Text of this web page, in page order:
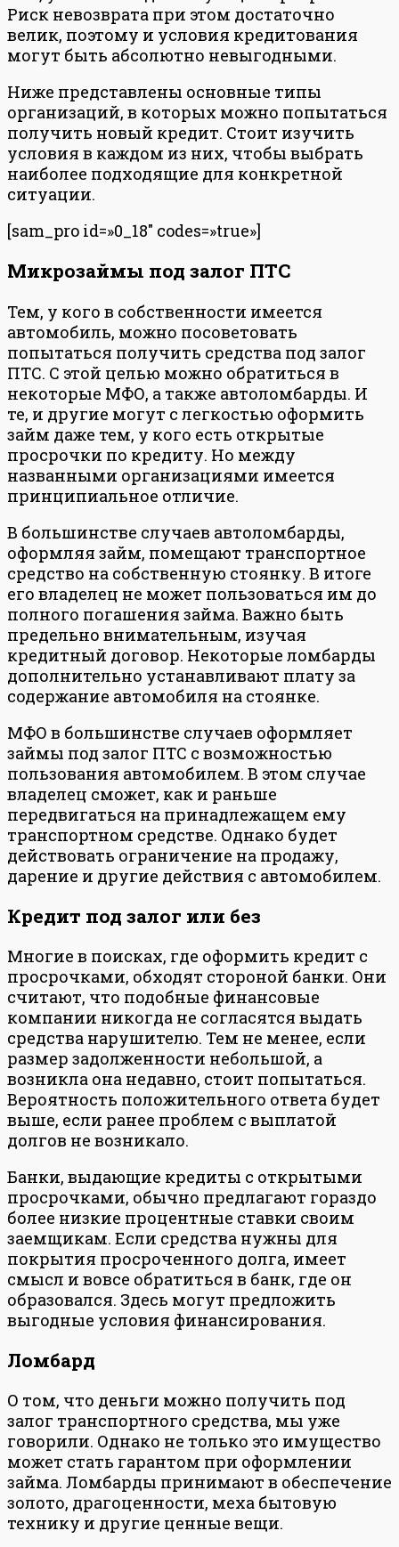
Риск невозврата при этом достаточно
велик, поэтому и условия кредитования
могут быть абсолютно невыгодными.
Ниже представлены основные типы
организаций, в которых можно попытаться
получить новый кредит. Стоит изучить
условия в каждом из них, чтобы выбрать
наиболее подходящие для конкретной
ситуации.
[sam_pro id=»0_18″ codes=»true»]
Микрозаймы под залог ПТС
Тем, у кого в собственности имеется
автомобиль, можно посоветовать
попытаться получить средства под залог
ПТС. С этой целью можно обратиться в
некоторые МФО, а также автоломбарды. И
те, и другие могут с легкостью оформить
займ даже тем, у кого есть открытые
просрочки по кредиту. Но между
названными организациями имеется
принципиальное отличие.
В большинстве случаев автоломбарды,
оформляя займ, помещают транспортное
средство на собственную стоянку. В итоге
его владелец не может пользоваться им до
полного погашения займа. Важно быть
предельно внимательным, изучая
кредитный договор. Некоторые ломбарды
дополнительно устанавливают плату за
содержание автомобиля на стоянке.
МФО в большинстве случаев оформляет
займы под залог ПТС с возможностью
пользования автомобилем. В этом случае
владелец сможет, как и раньше
передвигаться на принадлежащем ему
транспортном средстве. Однако будет
действовать ограничение на продажу,
дарение и другие действия с автомобилем.
Кредит под залог или без
Многие в поисках, где оформить кредит с
просрочками, обходят стороной банки. Они
считают, что подобные финансовые
компании никогда не согласятся выдать
средства нарушителю. Тем не менее, если
размер задолженности небольшой, а
возникла она недавно, стоит попытаться.
Вероятность положительного ответа будет
выше, если ранее проблем с выплатой
долгов не возникало.
Банки, выдающие кредиты с открытыми
просрочками, обычно предлагают гораздо
более низкие процентные ставки своим
заемщикам. Если средства нужны для
покрытия просроченного долга, имеет
смысл и вовсе обратиться в банк, где он
образовался. Здесь могут предложить
выгодные условия финансирования.
Ломбард
О том, что деньги можно получить под
залог транспортного средства, мы уже
говорили. Однако не только это имущество
может стать гарантом при оформлении
займа. Ломбарды принимают в обеспечение
золото, драгоценности, меха бытовую
технику и другие ценные вещи.